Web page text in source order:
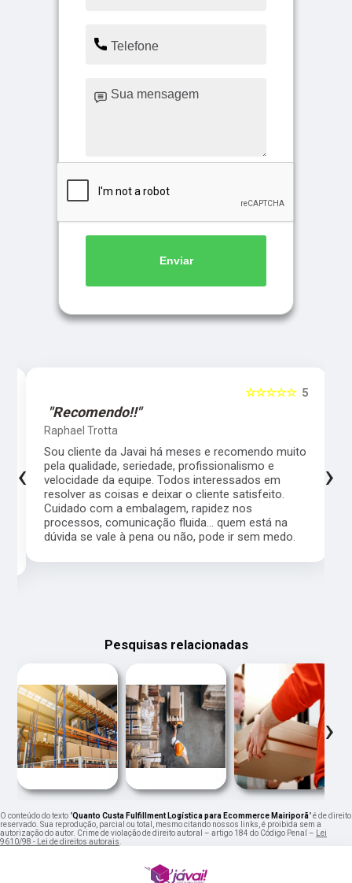
Enviar
5
☆☆☆☆☆
"Recomendo!!"
Raphael Trotta
Sou cliente da Javai há meses e recomendo muito
pela qualidade, seriedade, profissionalismo e
velocidade da equipe. Todos interessados em
resolver as coisas e deixar o cliente satisfeito.
Cuidado com a embalagem, rapidez nos
processos, comunicação fluida... quem está na
dúvida se vale à pena ou não, pode ir sem medo.
‹ ›
Pesquisas relacionadas
‹ ›
O conteúdo do texto "Quanto Custa Fulfillment Logística para Ecommerce Mairiporã" é de direito
reservado. Sua reprodução, parcial ou total, mesmo citando nossos links, é proibida sem a
autorização do autor. Crime de violação de direito autoral – artigo 184 do Código Penal –
Lei
9610/98 - Lei de direitos autorais